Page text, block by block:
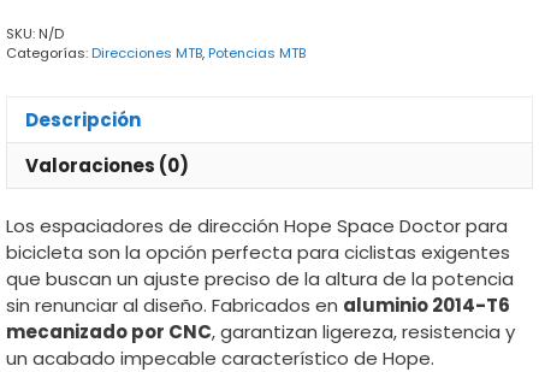
SKU: N/D
Categorías:Direcciones MTB,Potencias MTB
Descripción
Valoraciones (0)
Los espaciadores de dirección Hope Space Doctor para
bicicleta son la opción perfecta para ciclistas exigentes
que buscan un ajuste preciso de la altura de la potencia
sin renunciar al diseño. Fabricados en aluminio 2014-T6
mecanizado por CNC, garantizan ligereza, resistencia y
un acabado impecable característico de Hope.